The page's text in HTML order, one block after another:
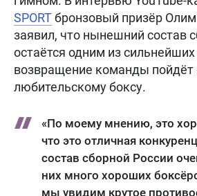
SPORTбронзовый призёр
заявил, что нынешний состав
остаётся одним из
возвращение команды пойдёт
любительскому боксу.
«По моему мнению, это
что это отличная
состав сборной России
них много хороших
мы увидим крутое